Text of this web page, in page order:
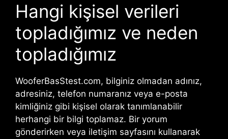
Hangi kişisel verileri
topladığımız ve neden
topladığımız
WooferBasStest.com, bilginiz olmadan adınız,
adresiniz, telefon numaranız veya e-posta
kimliğiniz gibi kişisel olarak tanımlanabilir
herhangi bir bilgi toplamaz. Bir yorum
gönderirken veya iletişim sayfasını kullanarak